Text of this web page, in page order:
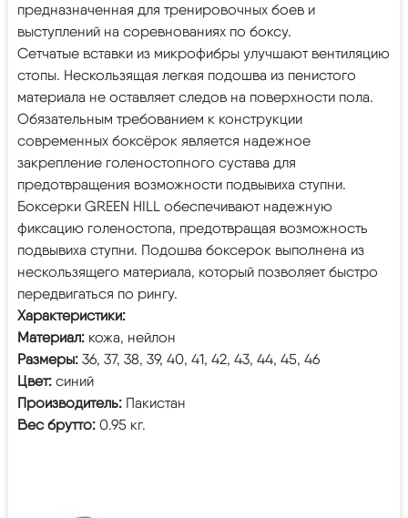
предназначенная для тренировочных боев и
выступлений на соревнованиях по боксу.
Сетчатые вставки из микрофибры улучшают вентиляцию
стопы. Нескользящая легкая подошва из пенистого
материала не оставляет следов на поверхности пола.
Обязательным требованием к конструкции
современных боксёрок является надежное
закрепление голеностопного сустава для
предотвращения возможности подвывиха ступни.
Боксерки GREEN HILL обеспечивают надежную
фиксацию голеностопа, предотвращая возможность
подвывиха ступни. Подошва боксерок выполнена из
нескользящего материала, который позволяет быстро
передвигаться по рингу.
Характеристики:
Материал: кожа, нейлон
Размеры: 36, 37, 38, 39, 40, 41, 42, 43, 44, 45, 46
Цвет: синий
Производитель: Пакистан
Вес брутто: 0.95 кг.